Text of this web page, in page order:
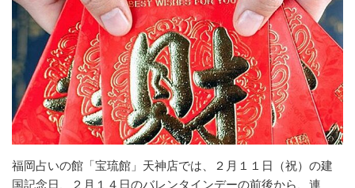
福岡占いの館「宝琉館」天神店では、２月１１日（祝）の建
国記念日、２月１４日のバレンタインデーの前後から、連